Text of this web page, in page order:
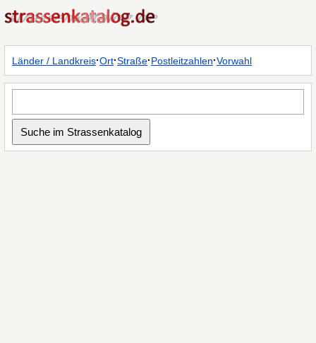
Länder / Landkreis·Ort·Straße·Postleitzahlen·Vorwahl